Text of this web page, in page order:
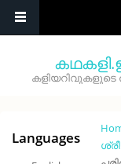
കളിയറിവുകളുടെ
Languages